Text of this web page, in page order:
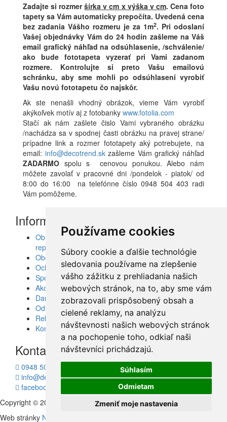
Používame cookies
Súbory cookie a ďalšie technológie
sledovania používame na zlepšenie
vášho zážitku z prehliadania našich
webových stránok, na to, aby sme vám
zobrazovali prispôsobený obsah a
cielené reklamy, na analýzu
návštevnosti našich webových stránok
a na pochopenie toho, odkiaľ naši
návštevníci prichádzajú.
Súhlasím
Odmietam
Zmeniť moje nastavenia
Zadajte si rozmeršírka v cm x výška v cm. Cena foto
tapety sa Vám automaticky prepočíta. Uvedená cena
bez zadania Vášho rozmeru je za 1m2. Pri odoslaní
Vašej objednávky Vám do 24 hodín zašleme na Váš
email grafický náhľad na odsúhlasenie, /schválenie/
ako bude fototapeta vyzerať pri Vami zadanom
rozmere. Kontrolujte si preto Vašu emailovú
schránku, aby sme mohli po odsúhlasení vyrobiť
Vašu novú fototapetu čo najskôr.
Ak ste nenašli vhodný obrázok, vieme Vám vyrobiť
akýkoľvek motív aj z fotobanky www.fotolia.com
Stačí ak nám zašlete čislo Vami vybraného obrázku
/nachádza sa v spodnej časti obrázku na pravej strane/
prípadne link a rozmer fototapety aký potrebujete, na
email: info@decotrend.skzašleme Vám grafický náhľad
ZADARMO spolu s cenovou ponukou. Alebo nám
môžete zavolať v pracovné dni /pondelok - piatok/ od
8:00 do 16:00 na telefónne číslo 0948 504 403 radi
Vám pomôžeme.
Informácie
Obrazy, nálepky, fototapety, šablóny, dekorácie,
reprodukcie
Obchodné podmienky
Ochrana osobných údajov
Spolupráca
Akcie a Doručenie
Darčekové poukážky
Odstúpenie od zmluvy - vrátenie tovaru
Reklamácia tovaru
Kontakt
Kontakt
0948 504 403
info@decotrend.sk
facebook
Copyright © 2010 - 2026
Decotrend
Web stránky Neonus s.r.o.